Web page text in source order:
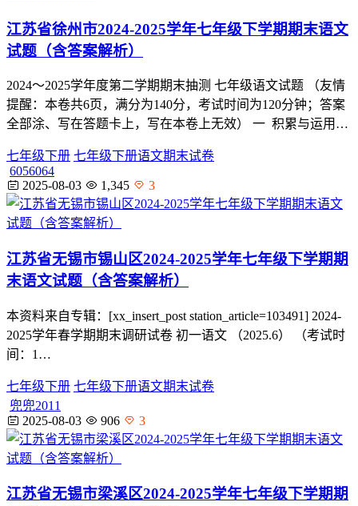
江苏省徐州市2024-2025学年七年级下学期期末语文
试题（含答案解析）
2024～2025学年度第二学期期末抽测 七年级语文试题 （友情
提醒：本卷共6页，满分为140分，考试时间为120分钟；答案
全部涂、写在答题卡上，写在本卷上无效） 一 积累与运用…
七年级下册 七年级下册语文期末试卷
6056064
2025-08-03
1,345 3
江苏省无锡市锡山区2024-2025学年七年级下学期期
末语文试题（含答案解析）
本资料来自专辑：[xx_insert_post station_article=103491] 2024-
2025学年春学期期末调研试卷 初一语文 （2025.6） （考试时
间：1…
七年级下册 七年级下册语文期末试卷
兜兜2011
2025-08-03
906 3
江苏省无锡市梁溪区2024-2025学年七年级下学期期